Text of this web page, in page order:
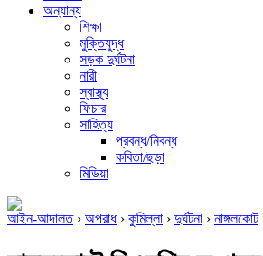
অন্যান্য
শিক্ষা
মুক্তিযুদ্ধ
সড়ক দুর্ঘটনা
নারী
স্বাস্থ্য
ফিচার
সাহিত্য
প্রবন্ধ/নিবন্ধ
কবিতা/ছড়া
মিডিয়া
আইন-আদালত› অপরাধ› কুমিল্লা › দুর্ঘটনা › নাঙ্গলকোট